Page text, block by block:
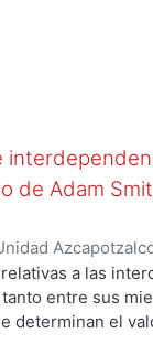
de Adam
Herlan
a las
entre sus
determinan el